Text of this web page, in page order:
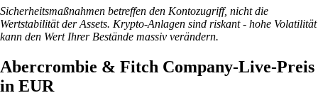
Sicherheitsmaßnahmen betreffen den Kontozugriff, nicht die
Wertstabilität der Assets. Krypto-Anlagen sind riskant - hohe Volatilität
kann den Wert Ihrer Bestände massiv verändern.
Abercrombie & Fitch Company-Live-Preis
in EUR